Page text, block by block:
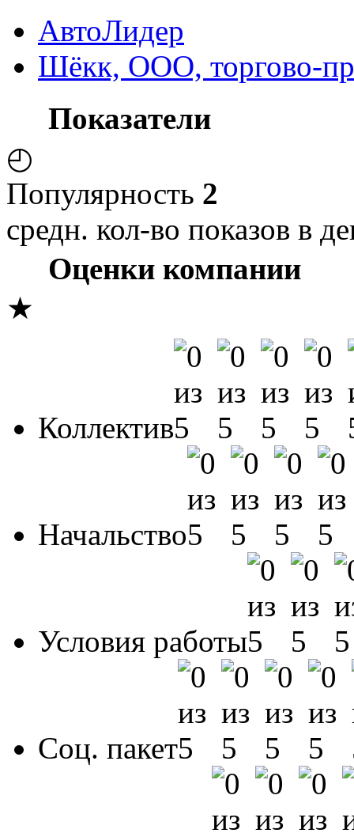
АвтоЛидер
Шёкк, ООО, торгово-
Показатели
◴
Популярность 2
средн. кол-во показов в
Оценки компании
★
Коллектив
Начальство
Условия работы
Соц. пакет